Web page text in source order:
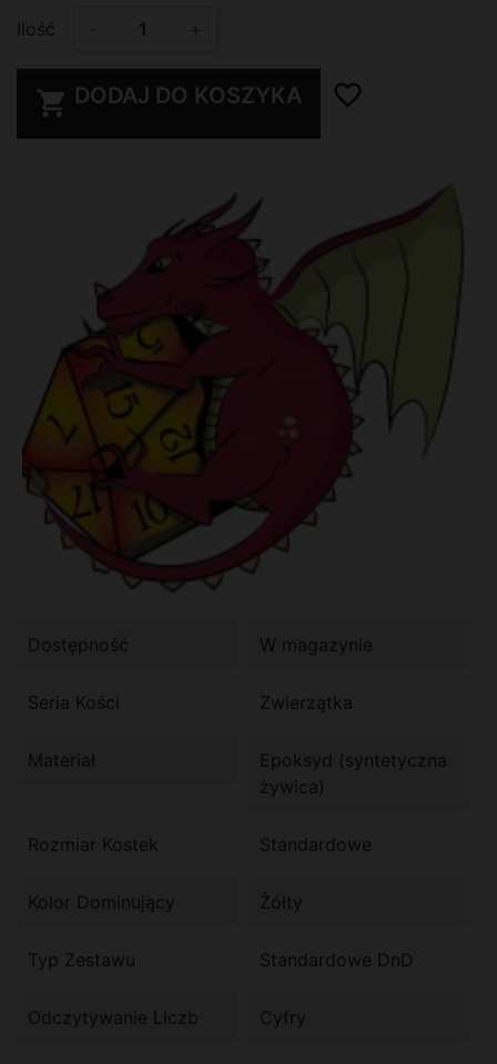
Ilość +
 DODAJ DO KOSZYKA favorite_border
Dostępność W magazynie
Seria Kości Zwierzątka
Materiał
Epoksyd (syntetyczna
żywica)
Rozmiar Kostek Standardowe
Kolor Dominujący Żółty
Typ Zestawu Standardowe DnD
Odczytywanie Liczb Cyfry